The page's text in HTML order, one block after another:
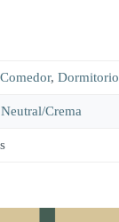
Comedor, Dormitorio
Neutral/Crema